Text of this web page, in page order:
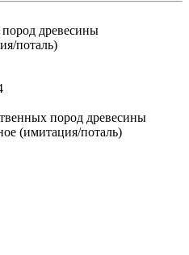
древесины
поталь)
пород древесины
(имитация/поталь)